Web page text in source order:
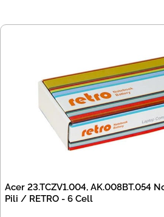
Acer 23.TCZV1.004, AK.008BT.054
Pili / RETRO - 6 Cell